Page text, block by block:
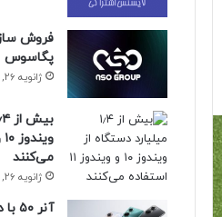
فروش
پگاسوس
ژانویه 26, 2022
می‌کنند
ژانویه 26, 2022